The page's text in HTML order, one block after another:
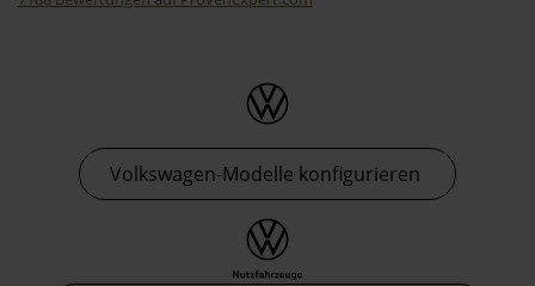
Volkswagen-Modelle konfigurieren